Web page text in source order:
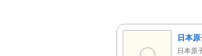
日本
日本原